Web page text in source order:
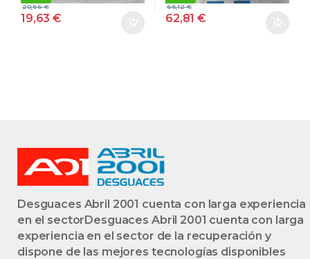
19,63€
20,66€
62,81€
66,12€
Desguaces Abril 2001 cuenta con larga experiencia
en el sectorDesguaces Abril 2001 cuenta con larga
experiencia en el sector de la recuperación y
dispone de las mejores tecnologías disponibles